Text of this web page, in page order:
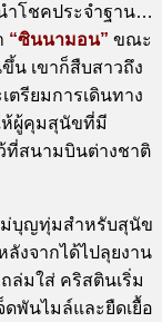
ำโชคประจำฐาน…
“ซินนามอน” ขณะ
น เขาก็สืบสาวถึง
ตรียมการเดินทาง
ห้ผู้คุมสุนัขที่มี
ที่สนามบินต่างชาติ
ม่บุญทุ่มสำหรับสุนัข
งจากได้ไปลุยงาน
ล่มใส่ คริสตินเริ่ม
ดพันไมล์และยืดเยื้อ